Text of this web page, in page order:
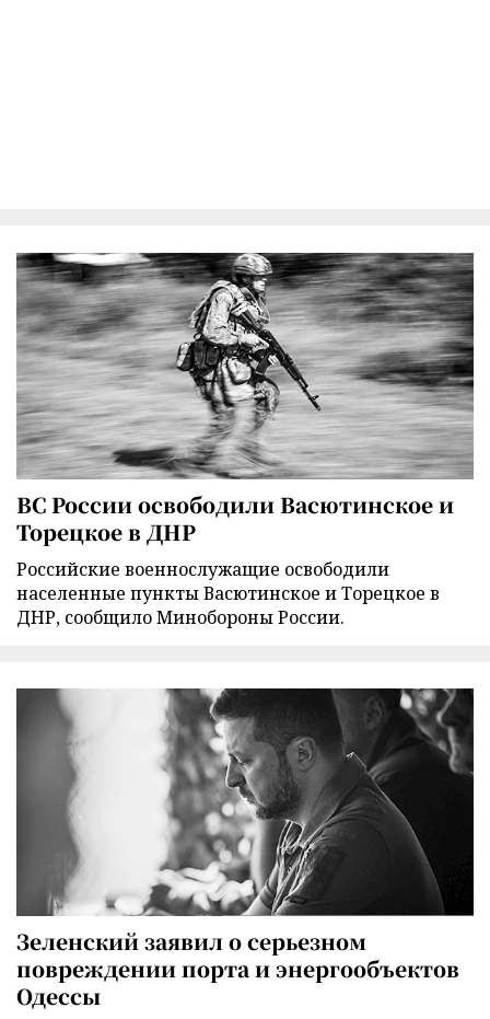
ВС России освободили Васютинское и
Торецкое в ДНР
Российские военнослужащие освободили
населенные пункты Васютинское и Торецкое в
ДНР, сообщило Минобороны России.
Зеленский заявил о серьезном
повреждении порта и энергообъектов
Одессы